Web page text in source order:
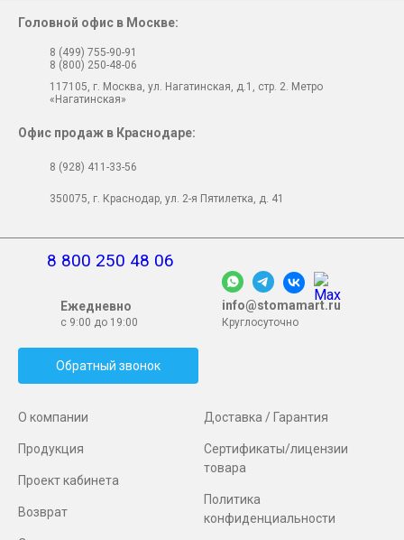
О компании
Продукция
Проект кабинета
Возврат
Доставка / Гарантия
Сертификаты/лицензии
товара
Политика
конфиденциальности
8 800 250 48 06
Ежедневно
с 9:00 до 19:00
info@stomamart.ru
Круглосуточно
Обратный звонок
Головной офис в Москве:
8 (499) 755-90-91
8 (800) 250-48-06
117105, г. Москва, ул. Нагатинская, д.1, стр. 2. Метро
«Нагатинская»
Офис продаж в Краснодаре:
8 (928) 411-33-56
350075, г. Краснодар, ул. 2-я Пятилетка, д. 41